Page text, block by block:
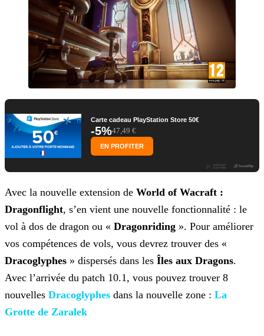
Carte cadeau PlayStation Store 50€
-5%47,49 €
EN PROFITER
Avec la nouvelle extension de World of Wacraft :
Dragonflight, s’en vient une nouvelle fonctionnalité : le
vol à dos de dragon ou « Dragonriding ». Pour améliorer
vos compétences de vols, vous devrez trouver des «
Dracoglyphes » dispersés dans les Îles aux Dragons.
Avec l’arrivée du patch 10.1, vous pouvez trouver 8
nouvelles Dracoglyphes dans la nouvelle zone : La
Grotte de Zaralek